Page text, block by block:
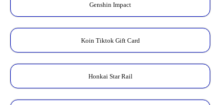
Genshin Impact
Koin Tiktok Gift Card
Honkai Star Rail